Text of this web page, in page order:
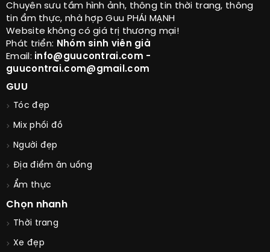
Chuyên sưu tầm hình ảnh, thông tin thời trang, thông
tin ẩm thực, nhà hợp Guu PHÁI MẠNH
Website không có giá trị thương mại!
Phát triển: Nhóm sinh viên già
Email: info@guucontrai.com -
guucontrai.com@gmail.com
GUU
Tóc đẹp
Mix phối đồ
Người đẹp
Địa điểm ăn uống
Ẩm thực
Chọn nhanh
Thời trang
Xe đẹp